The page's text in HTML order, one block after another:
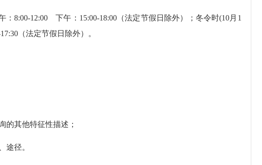
8:00-12:00 下午：15:00-18:00（法定节假日除外）；冬令时(10月1
（法定节假日除外）。
其他特征性描述；
径。